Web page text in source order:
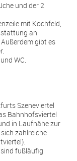
und der 2
mit Kochfeld,
an
gibt es
WC.
Szeneviertel
Bahnhofsviertel
in Laufnähe zur
zahlreiche
fußläufig